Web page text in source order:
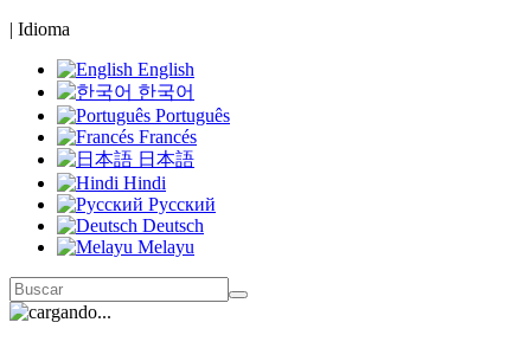
| Idioma
English
한국어
Português
Francés
日本語
Hindi
Русский
Deutsch
Melayu